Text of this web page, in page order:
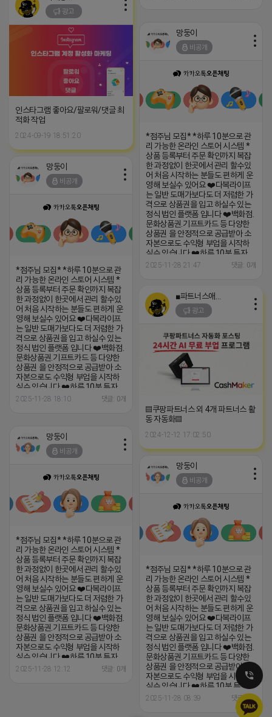
폰으로 가볍게 시작할수 있음) *혜
택 1)누적판매량 따라 보너스 지급
(1만원~800만원) 2)승급시 매달
인 추천시 5만원 상품권 지급
광고
인스타그램 좋아요/팔로워/댓글 최
적화 작업
2024-09-19 18:51:20
망둥이
비공개
*점주님 모집* *하루 10분으로 관
리 가능한 온라인 스토어 시스템 *
상품 등록부터 주문 확인까지 복잡
한 과정없이 한곳에서 관리 할수있
어 처음 시작하는 분들도 편하게 운
영해 보실수 있어요 ❤️다복라이프
는 일반 도매가보다도 더 저렴한 가
격으로 상품권을 입고 하실수 있는
정식 법인 플랫폼 입니다 ❤️백화점.
문화상품권.기프트카드 등 다양한
상품권 을 안정적으로 공급받아 소
자본으로도 수익형 부업을 시작하
실수 있습니다 ❤️하루 10분 투자
❤️초보자도 누구나 가능 ❤️스마트
템 ❤️체험쿠폰 10만원 지원(체험쿠
폰으로 가볍게 시작할수 있음) *혜
택 1)누적판매량 따라 보너스 지급
월급 지급 (5만원~100만원) 3)지
인 추천시 5만원 상품권 지급
https://open.kakao.com/o/
2025-11-28 21:47 댓글: 0개
망둥이
비공개
*점주님 모집* *하루 10분으로 관
리 가능한 온라인 스토어 시스템 *
상품 등록부터 주문 확인까지 복잡
한 과정없이 한곳에서 관리 할수있
어 처음 시작하는 분들도 편하게 운
영해 보실수 있어요 ❤️다복라이프
는 일반 도매가보다도 더 저렴한 가
격으로 상품권을 입고 하실수 있는
정식 법인 플랫폼 입니다 ❤️백화점.
문화상품권.기프트카드 등 다양한
상품권 을 안정적으로 공급받아 소
자본으로도 수익형 부업을 시작하
실수 있습니다 ❤️하루 10분 투자
❤️초보자도 누구나 가능 ❤️스마트
폰으로 가볍게 시작할수 있음) *혜
택 1)누적판매량 따라 보너스 지급
(1만원~800만원) 2)승급시 매달
인 추천시 5만원 상품권 지급
https://open.kakao.com/o/gOUErl0h
2025-11-28 18:10 댓글: 0개
광고
▤쿠팡파트너스 외 4개 파트너스 활
동 자동화▤
2024-12-12 17:02:50
망둥이
비공개
*점주님 모집* *하루 10분으로 관
리 가능한 온라인 스토어 시스템 *
상품 등록부터 주문 확인까지 복잡
한 과정없이 한곳에서 관리 할수있
어 처음 시작하는 분들도 편하게 운
영해 보실수 있어요 ❤️다복라이프
는 일반 도매가보다도 더 저렴한 가
격으로 상품권을 입고 하실수 있는
정식 법인 플랫폼 입니다 ❤️백화점.
문화상품권.기프트카드 등 다양한
상품권 을 안정적으로 공급받아 소
자본으로도 수익형 부업을 시작하
실수 있습니다 ❤️하루 10분 투자
❤️초보자도 누구나 가능 ❤️스마트
2025-11-28 12:12 댓글: 0개
망둥이
비공개
*점주님 모집* *하루 10분으로 관
리 가능한 온라인 스토어 시스템 *
상품 등록부터 주문 확인까지 복잡
한 과정없이 한곳에서 관리 할수있
어 처음 시작하는 분들도 편하게 운
영해 보실수 있어요 ❤️다복라이프
는 일반 도매가보다도 더 저렴한 가
격으로 상품권을 입고 하실수 있는
정식 법인 플랫폼 입니다 ❤️백화점.
문화상품권.기프트카드 등 다양한
상품권 을 안정적으로 공급받아 소
자본으로도 수익형 부업을 시작하
실수 있습니다 ❤️하루 10분 투자
❤️초보자도 누구나 가능 ❤️스마트
폰 하나로 나의 작은 창업 ❤️공식 풀
2025-11-28 08:39 댓글: 0개